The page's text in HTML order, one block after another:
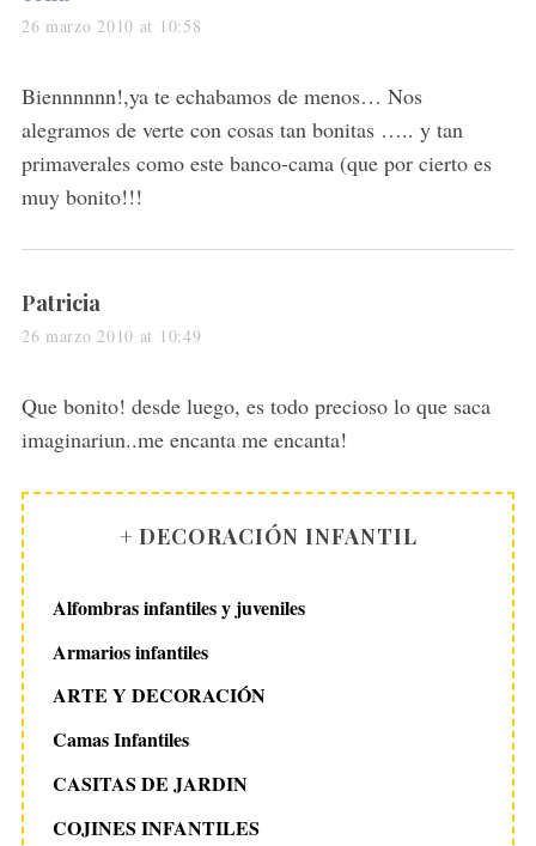
a
s
:
26 marzo 2010 at 10:58
Biennnnnn!,ya te echabamos de menos… Nos
alegramos de verte con cosas tan bonitas ….. y tan
primaverales como este banco-cama (que por cierto es
muy bonito!!!
s
a
s
:
Patricia
26 marzo 2010 at 10:49
Que bonito! desde luego, es todo precioso lo que saca
imaginariun..me encanta me encanta!
+ DECORACIÓN INFANTIL
Alfombras infantiles y juveniles
Armarios infantiles
ARTE Y DECORACIÓN
Camas Infantiles
CASITAS DE JARDIN
COJINES INFANTILES